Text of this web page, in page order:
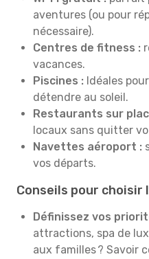
aventures (ou pour
nécessaire).
Centres de fitness :
vacances.
Piscines : Idéales
détendre au soleil.
Restaurants sur
locaux sans quitter
Navettes aéroport :
vos départs.
Conseils pour choisir
Définissez vos
attractions, spa de
aux familles ? Savoir